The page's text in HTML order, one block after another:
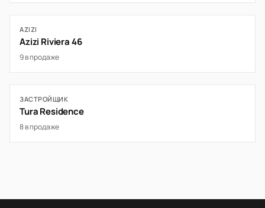
AZIZI
Azizi Riviera 46
9 в продаже
ЗАСТРОЙЩИК
Tura Residence
8 в продаже